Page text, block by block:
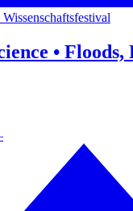
• Floods,